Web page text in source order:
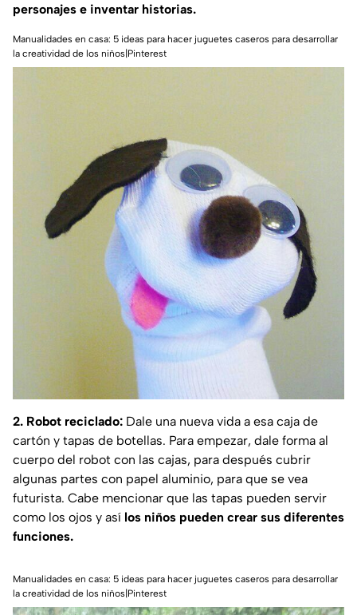
personajes e inventar historias.
Manualidades en casa: 5 ideas para hacer juguetes caseros para desarrollar
la creatividad de los niños|Pinterest
2. Robot reciclado: Dale una nueva vida a esa caja de
cartón y tapas de botellas. Para empezar, dale forma al
cuerpo del robot con las cajas, para después cubrir
algunas partes con papel aluminio, para que se vea
futurista. Cabe mencionar que las tapas pueden servir
como los ojos y así los niños pueden crear sus diferentes
funciones.
Manualidades en casa: 5 ideas para hacer juguetes caseros para desarrollar
la creatividad de los niños|Pinterest